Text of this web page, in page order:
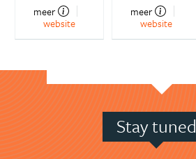
meer
website
meer
website
Stay tuned